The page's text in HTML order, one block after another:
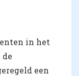
in het
een